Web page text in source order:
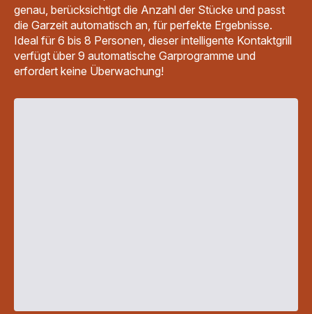
class="is-
caption
is-
medium">Inkl.
Steuern</span>
caption
is-
medium">Inkl.
Steuern</span>
genau, berücksichtigt die Anzahl der Stücke und passt
die Garzeit automatisch an, für perfekte Ergebnisse.
Ideal für 6 bis 8 Personen, dieser intelligente Kontaktgrill
verfügt über 9 automatische Garprogramme und
erfordert keine Überwachung!